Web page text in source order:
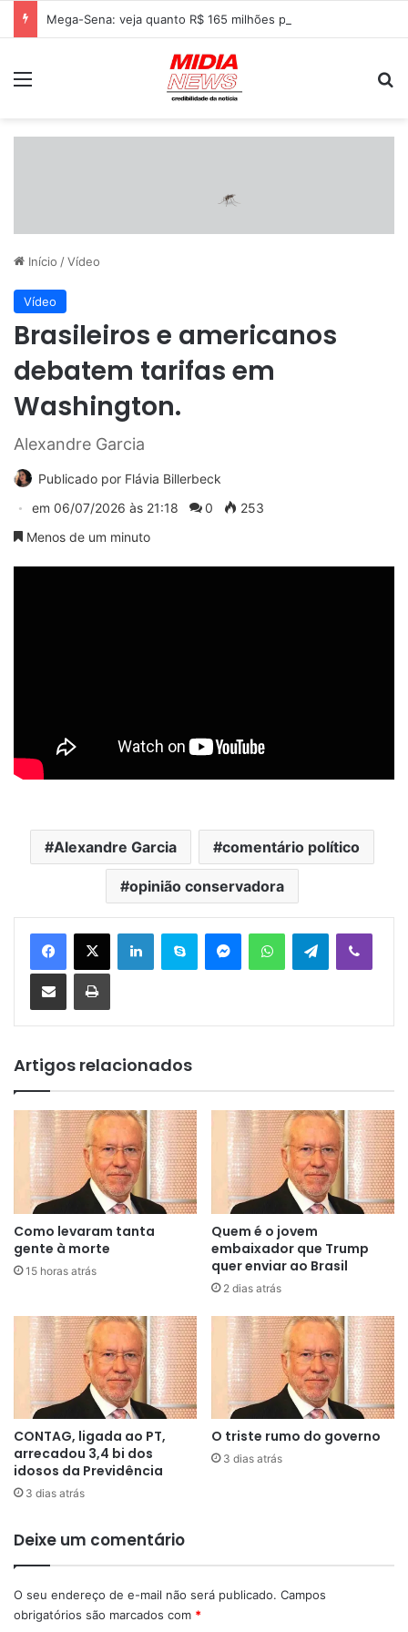
Início /Vídeo
Vídeo
Brasileiros e americanos
debatem tarifas em
Washington.
Alexandre Garcia
Publicado por Flávia Billerbeck
em 06/07/2026 às 21:18 0
253
Menos de um minuto
Alexandre Garcia comentário político
opinião conservadora
Telegram
Artigos relacionados
Como levaram tanta
gente à morte
15 horas atrás
Quem é o jovem
embaixador que Trump
quer enviar ao Brasil
2 dias atrás
CONTAG, ligada ao PT,
arrecadou 3,4 bi dos
idosos da Previdência
3 dias atrás
O triste rumo do governo
3 dias atrás
Deixe um comentário
O seu endereço de e-mail não será publicado. Campos
obrigatórios são marcados com *